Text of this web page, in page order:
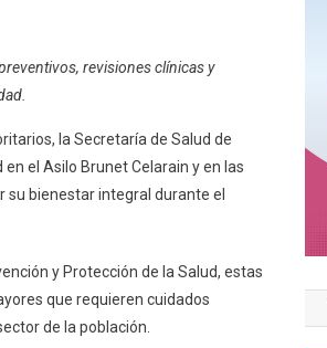
revisiones clínicas y
la Secretaría de Salud de
el Asilo Brunet Celarain y en las
su bienestar integral durante el
y Protección de la Salud, estas
que requieren cuidados
de la población.